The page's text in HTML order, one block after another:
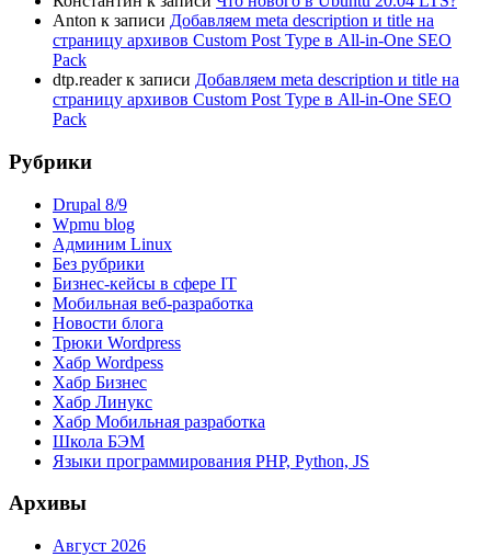
Anton к записи Добавляем meta description и title на
страницу архивов Custom Post Type в All-in-One SEO
Pack
dtp.readerк записи Добавляем meta description и title на
страницу архивов Custom Post Type в All-in-One SEO
Pack
Рубрики
Drupal 8/9
Wpmu blog
Админим Linux
Без рубрики
Бизнес-кейсы в сфере IT
Мобильная веб-разработка
Новости блога
Трюки Wordpress
Хабр Wordpess
Хабр Бизнес
Хабр Линукс
Хабр Мобильная разработка
Школа БЭМ
Языки программирования PHP, Python, JS
Архивы
Август 2026